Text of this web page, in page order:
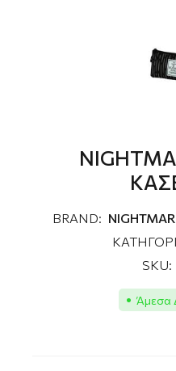
BRAND:
SKU:
Άμεσα